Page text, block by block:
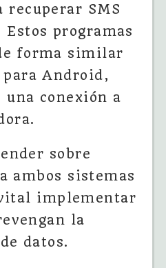
recuperar SMS
programas
forma similar
Android,
conexión a
sobre
ambos sistemas
implementar
la
datos.